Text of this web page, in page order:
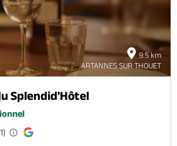
9.5 km
ARTANNES SUR THOUET
Splendid'Hôtel